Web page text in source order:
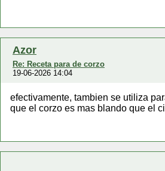
Azor
Re: Receta para de corzo
19-06-2026 14:04
efectivamente, tambien se utiliza
que el corzo es mas blando que el